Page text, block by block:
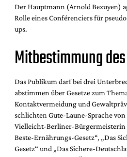
Der Hauptmann (Arnold Bezuyen)
Rolle eines Conférenciers für
ups.
Mitbestimmung
Das Publikum darf bei drei
abstimmen über Gesetze zum
Kontaktvermeidung und
schlichten Gute-Laune-Sprache
Vielleicht-Berliner-Bürgermeisterin
Beste-Ernährungs-Gesetz“, „Das
Gesetz“ und „Das Sichere-